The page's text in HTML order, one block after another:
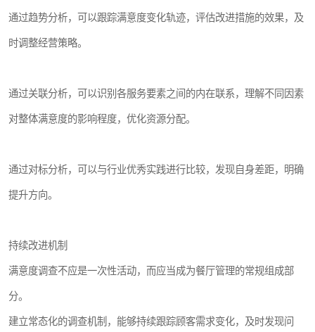
通过趋势分析，可以跟踪满意度变化轨迹，评估改进措施的效果，及
时调整经营策略。
通过关联分析，可以识别各服务要素之间的内在联系，理解不同因素
对整体满意度的影响程度，优化资源分配。
通过对标分析，可以与行业优秀实践进行比较，发现自身差距，明确
提升方向。
持续改进机制
满意度调查不应是一次性活动，而应当成为餐厅管理的常规组成部
分。
建立常态化的调查机制，能够持续跟踪顾客需求变化，及时发现问